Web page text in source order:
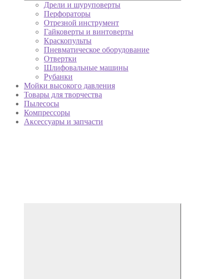
Дрели и шуруповерты
Перфораторы
Отрезной инструмент
Гайковерты и винтоверты
Краскопульты
Пневматическое оборудование
Отвертки
Шлифовальные машины
Рубанки
Мойки высокого давления
Товары для творчества
Пылесосы
Компрессоры
Аксессуары и запчасти